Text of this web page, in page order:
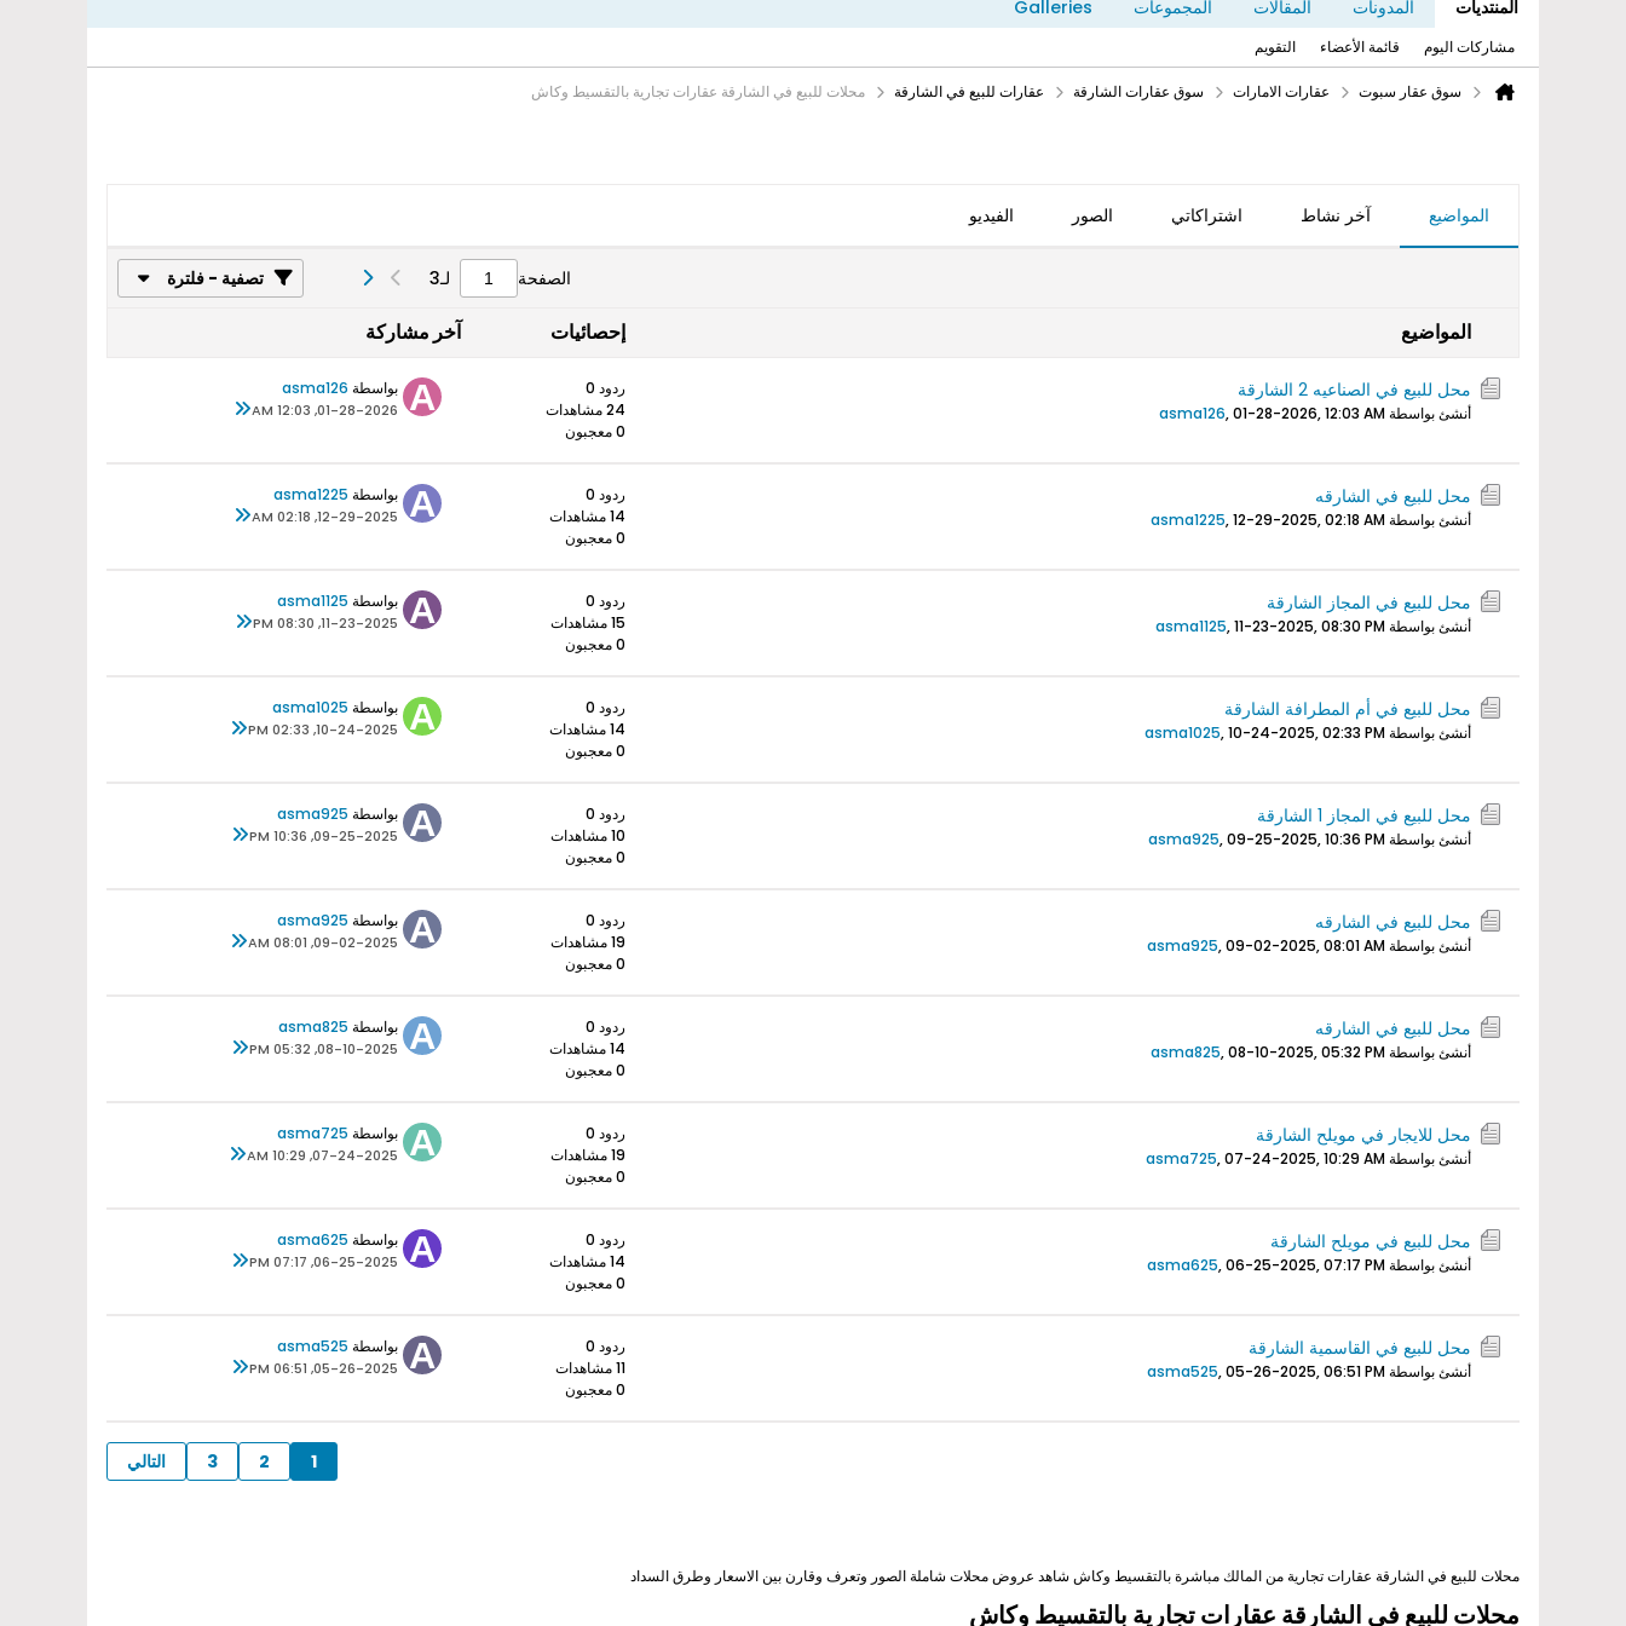
المنتديات المدونات المقالات المجموعات Galleries
مشاركات اليوم قائمة الأعضاء التقويم
سوق عقار سبوت عقارات الامارات سوق عقارات الشارقة عقارات للبيع في الشارقة محلات للبيع في الشارقة عقارات تجارية بالتقسيط وكاش
المواضيع آخر نشاط اشتراكاتي الصور الفيديو
الصفحة لـ3 تصفية - فلترة
المواضيع إحصائيات آخر مشاركة
محل للبيع في الصناعيه 2 الشارقة
أنشئ بواسطة asma126,01-28-2026, 12:03 AM
ردود 0
24 مشاهدات
0 معجبون
بواسطة asma126
01-28-2026, 12:03 AM
محل للبيع في الشارقه
أنشئ بواسطة asma1225,12-29-2025, 02:18 AM
ردود 0
14 مشاهدات
0 معجبون
بواسطة asma1225
12-29-2025, 02:18 AM
محل للبيع في المجاز الشارقة
أنشئ بواسطة asma1125,11-23-2025, 08:30 PM
ردود 0
15 مشاهدات
0 معجبون
بواسطة asma1125
11-23-2025, 08:30 PM
محل للبيع في أم المطرافة الشارقة
أنشئ بواسطة asma1025,10-24-2025, 02:33 PM
ردود 0
14 مشاهدات
0 معجبون
بواسطة asma1025
10-24-2025, 02:33 PM
محل للبيع في المجاز 1 الشارقة
أنشئ بواسطة asma925,09-25-2025, 10:36 PM
ردود 0
10 مشاهدات
0 معجبون
بواسطة asma925
09-25-2025, 10:36 PM
محل للبيع في الشارقه
أنشئ بواسطة asma925,09-02-2025, 08:01 AM
ردود 0
19 مشاهدات
0 معجبون
بواسطة asma925
09-02-2025, 08:01 AM
محل للبيع في الشارقه
أنشئ بواسطة asma825,08-10-2025, 05:32 PM
ردود 0
14 مشاهدات
0 معجبون
بواسطة asma825
08-10-2025, 05:32 PM
محل للايجار في مويلح الشارقة
أنشئ بواسطة asma725,07-24-2025, 10:29 AM
ردود 0
19 مشاهدات
0 معجبون
بواسطة asma725
07-24-2025, 10:29 AM
محل للبيع في مويلح الشارقة
أنشئ بواسطة asma625,06-25-2025, 07:17 PM
ردود 0
14 مشاهدات
0 معجبون
بواسطة asma625
06-25-2025, 07:17 PM
محل للبيع في القاسمية الشارقة
أنشئ بواسطة asma525,05-26-2025, 06:51 PM
ردود 0
11 مشاهدات
0 معجبون
بواسطة asma525
05-26-2025, 06:51 PM
1
2
3 التالي
محلات للبيع في الشارقة عقارات تجارية من المالك مباشرة بالتقسيط وكاش شاهد عروض محلات شاملة الصور وتعرف وقارن بين الاسعار وطرق السداد
محلات للبيع في الشارقة عقارات تجارية بالتقسيط وكاش